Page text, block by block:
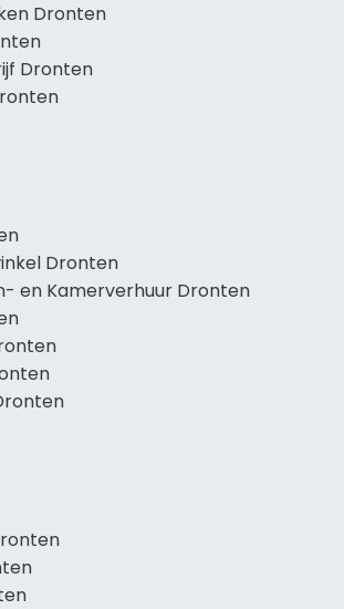
Dronten
Dronten
Dronten
en Kamerverhuur Dronten